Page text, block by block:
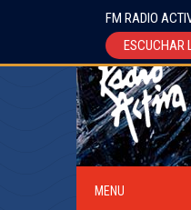
MENU
FM RADIO
ESCUCHAR